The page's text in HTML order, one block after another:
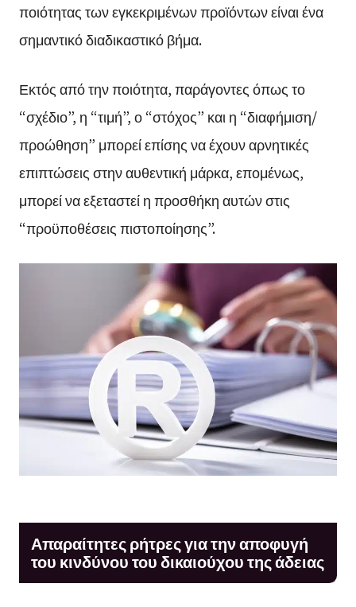
ποιότητας των εγκεκριμένων προϊόντων είναι ένα
σημαντικό διαδικαστικό βήμα.
Εκτός από την ποιότητα, παράγοντες όπως το
“σχέδιο”, η “τιμή”, ο “στόχος” και η “διαφήμιση/
προώθηση” μπορεί επίσης να έχουν αρνητικές
επιπτώσεις στην αυθεντική μάρκα, επομένως,
μπορεί να εξεταστεί η προσθήκη αυτών στις
“προϋποθέσεις πιστοποίησης”.
Απαραίτητες ρήτρες για την αποφυγή
του κινδύνου του δικαιούχου της άδειας